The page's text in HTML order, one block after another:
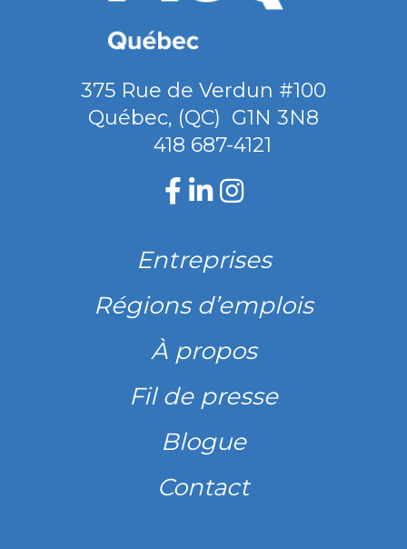
375 Rue de Verdun #100
Québec, (QC) G1N 3N8
418 687-4121
Entreprises
Régions d’emplois
À propos
Fil de presse
Blogue
Contact